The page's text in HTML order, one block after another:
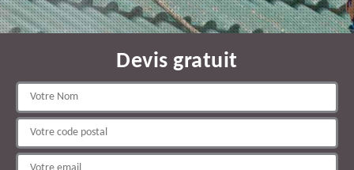
Devis gratuit